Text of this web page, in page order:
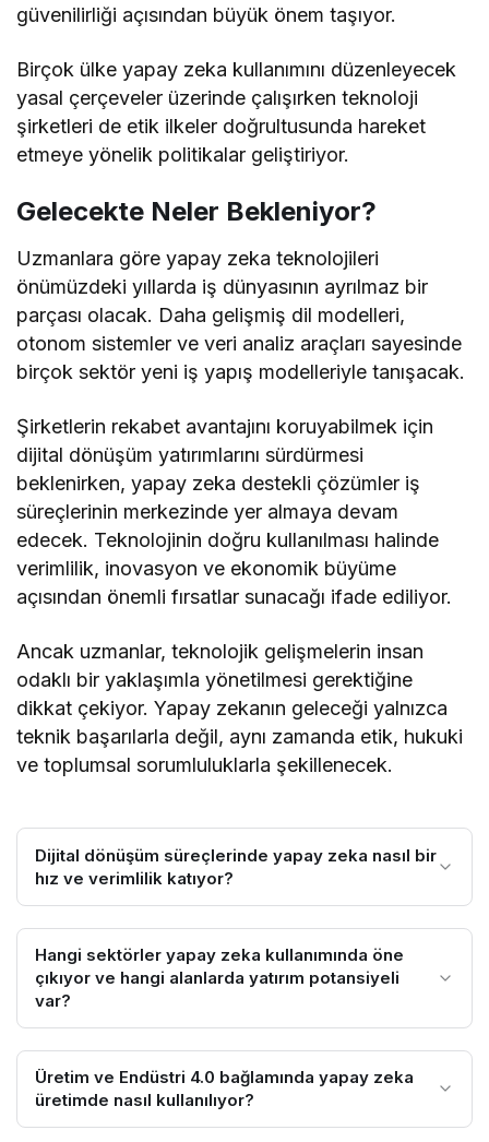
güvenilirliği açısından büyük önem taşıyor.
Birçok ülke yapay zeka kullanımını düzenleyecek
yasal çerçeveler üzerinde çalışırken teknoloji
şirketleri de etik ilkeler doğrultusunda hareket
etmeye yönelik politikalar geliştiriyor.
Gelecekte Neler Bekleniyor?
Uzmanlara göre yapay zeka teknolojileri
önümüzdeki yıllarda iş dünyasının ayrılmaz bir
parçası olacak. Daha gelişmiş dil modelleri,
otonom sistemler ve veri analiz araçları sayesinde
birçok sektör yeni iş yapış modelleriyle tanışacak.
Şirketlerin rekabet avantajını koruyabilmek için
dijital dönüşüm yatırımlarını sürdürmesi
beklenirken, yapay zeka destekli çözümler iş
süreçlerinin merkezinde yer almaya devam
edecek. Teknolojinin doğru kullanılması halinde
verimlilik, inovasyon ve ekonomik büyüme
açısından önemli fırsatlar sunacağı ifade ediliyor.
Ancak uzmanlar, teknolojik gelişmelerin insan
odaklı bir yaklaşımla yönetilmesi gerektiğine
dikkat çekiyor. Yapay zekanın geleceği yalnızca
teknik başarılarla değil, aynı zamanda etik, hukuki
ve toplumsal sorumluluklarla şekillenecek.
Dijital dönüşüm süreçlerinde yapay zeka nasıl bir
hız ve verimlilik katıyor?
Hangi sektörler yapay zeka kullanımında öne
çıkıyor ve hangi alanlarda yatırım potansiyeli
var?
Üretim ve Endüstri 4.0 bağlamında yapay zeka
üretimde nasıl kullanılıyor?